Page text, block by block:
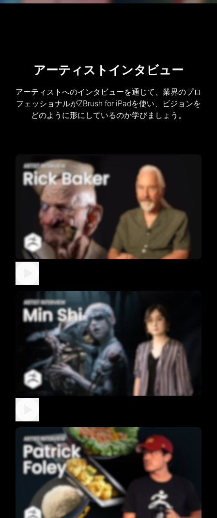
アーティストインタビュー
アーティストへのインタビューを通じて、業界のプロ
フェッショナルがZBrush for iPadを使い、ビジョンを
どのように形にしているのか学びましょう。